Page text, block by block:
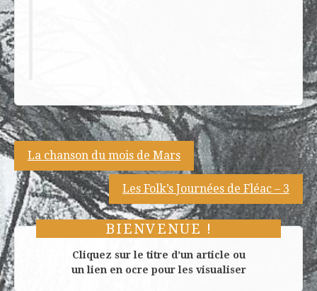
Navigation
de
l’article
La chanson du mois de Mars
Les Folk’s Journées de Fléac – 3
BIENVENUE !
Cliquez sur le titre d’un article ou
un lien en ocre pour les visualiser